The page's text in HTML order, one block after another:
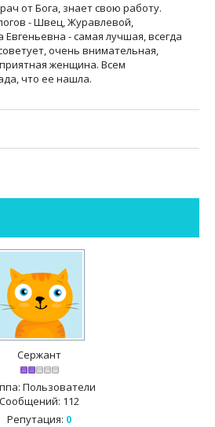
от Бога, знает свою работу.
- Швец, Журавлевой,
- самая лучшая, всегда
очень внимательная,
женщина. Всем
что ее нашла.
Сержант
Пользователи
Сообщений: 112
Репутация: 0